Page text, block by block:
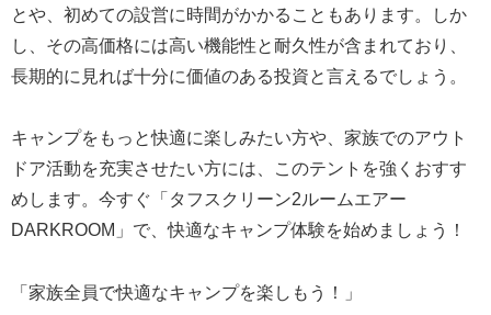
とや、初めての設営に時間がかかることもあります。しか
し、その高価格には高い機能性と耐久性が含まれており、
長期的に見れば十分に価値のある投資と言えるでしょう。
キャンプをもっと快適に楽しみたい方や、家族でのアウト
ドア活動を充実させたい方には、このテントを強くおすす
めします。今すぐ「タフスクリーン2ルームエアー
DARKROOM」で、快適なキャンプ体験を始めましょう！
「家族全員で快適なキャンプを楽しもう！」